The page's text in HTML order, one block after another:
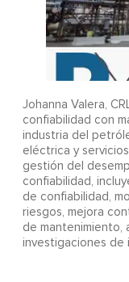
Johanna Valera,
confiabilidad con
industria del
eléctrica y
gestión del
confiabilidad,
de confiabilidad,
riesgos, mejora
de mantenimiento,
investigaciones de